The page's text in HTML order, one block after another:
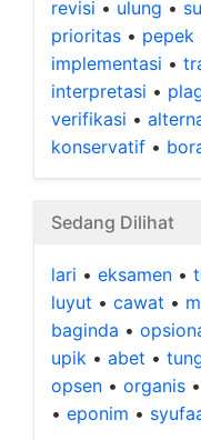
revisi • ulung •
prioritas • pepek
implementasi •
interpretasi •
verifikasi •
konservatif •
Sedang Dilihat
lari • eksamen •
luyut • cawat •
baginda •
upik • abet •
opsen • organis •
• eponim •